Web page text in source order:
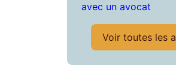
avec un avocat
Voir toutes les